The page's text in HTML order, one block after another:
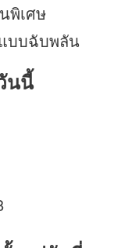
พิเศษ
บบฉับพลัน
นนี้